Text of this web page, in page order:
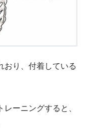
おり、付着している
ーニングすると、